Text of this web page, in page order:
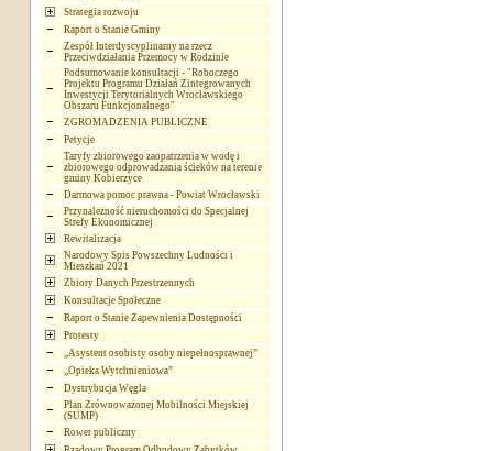
Strategia rozwoju
Raport o Stanie Gminy
Zespół Interdyscyplinarny na rzecz
Przeciwdziałania Przemocy w Rodzinie
Podsumowanie konsultacji - "Roboczego
Projektu Programu Działań Zintegrowanych
Inwestycji Terytorialnych Wrocławskiego
Obszaru Funkcjonalnego"
ZGROMADZENIA PUBLICZNE
Petycje
Taryfy zbiorowego zaopatrzenia w wodę i
zbiorowego odprowadzania ścieków na terenie
gminy Kobierzyce
Darmowa pomoc prawna - Powiat Wrocławski
Przynależność nieruchomości do Specjalnej
Strefy Ekonomicznej
Rewitalizacja
Narodowy Spis Powszechny Ludności i
Mieszkań 2021
Zbiory Danych Przestrzennych
Konsultacje Społeczne
Raport o Stanie Zapewnienia Dostępności
Protesty
„Asystent osobisty osoby niepełnosprawnej”
„Opieka Wytchnieniowa”
Dystrybucja Węgla
Plan Zrównoważonej Mobilności Miejskiej
(SUMP)
Rower publiczny